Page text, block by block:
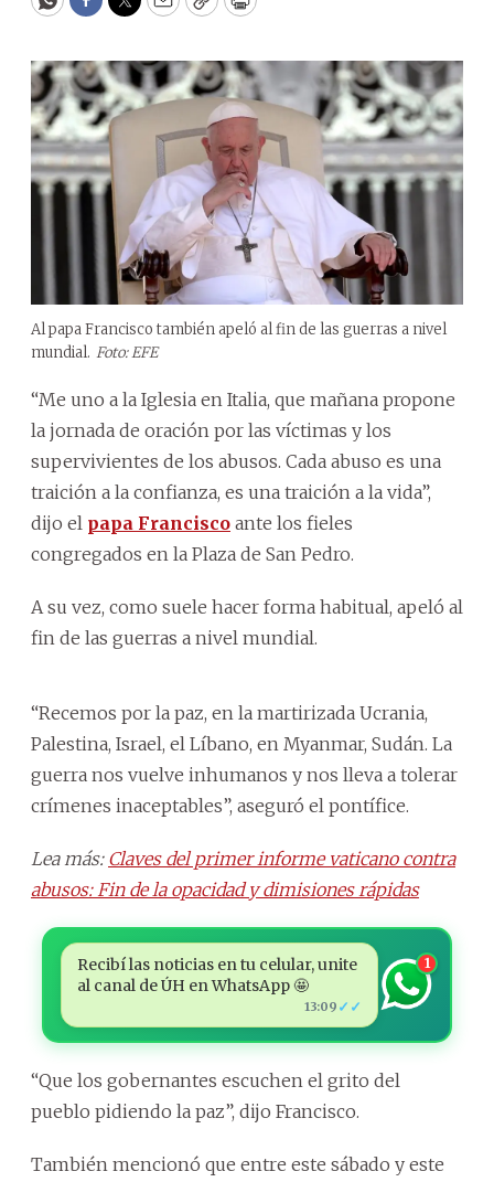
WhatsApp
Facebook
Twitter
EmailCopyPrint
Al papa Francisco también apeló al fin de las guerras a nivel
mundial. Foto: EFE
“Me uno a la Iglesia en Italia, que mañana propone
la jornada de oración por las víctimas y los
supervivientes de los abusos. Cada abuso es una
traición a la confianza, es una traición a la vida”,
dijo el papa Francisco ante los fieles
congregados en la Plaza de San Pedro.
A su vez, como suele hacer forma habitual, apeló al
fin de las guerras a nivel mundial.
“Recemos por la paz, en la martirizada Ucrania,
Palestina, Israel, el Líbano, en Myanmar, Sudán. La
guerra nos vuelve inhumanos y nos lleva a tolerar
crímenes inaceptables”, aseguró el pontífice.
Lea más: Claves del primer informe vaticano contra
abusos: Fin de la opacidad y dimisiones rápidas
Recibí las noticias en tu celular, unite
al canal de ÚH en WhatsApp 🤩
13:09 ✓✓
1
“Que los gobernantes escuchen el grito del
pueblo pidiendo la paz”, dijo Francisco.
También mencionó que entre este sábado y este